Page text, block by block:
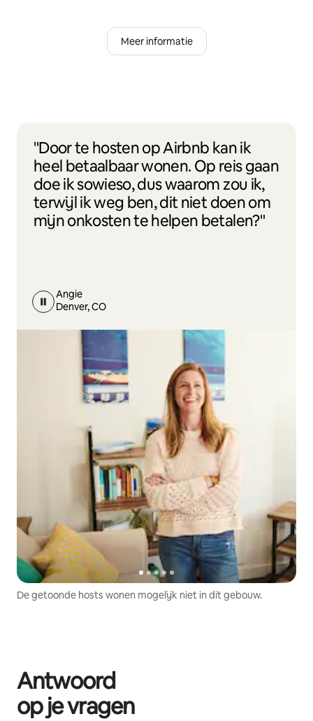
Meer informatie
"Door te hosten op Airbnb kan ik
heel betaalbaar wonen. Op reis gaan
doe ik sowieso, dus waarom zou ik,
terwijl ik weg ben, dit niet doen om
mijn onkosten te helpen betalen?"
Angie
Denver, CO
De getoonde hosts wonen mogelijk niet in dit gebouw.
Antwoord
op je vragen